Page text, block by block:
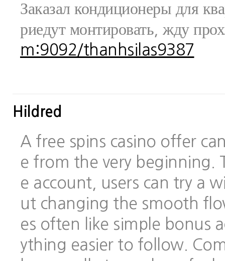
Заказал кондиционеры для
риедут монтировать, жду
m:9092/thanhsilas9387
Hildred
A free spins casino offer
e from the very beginning.
e account, users can try a
ut changing the smooth
es often like simple bonus
ything easier to follow.